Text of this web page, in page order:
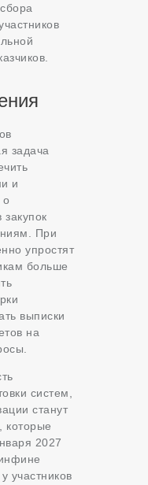
задача
и
закупок
При
упростят
больше
выписки
на
систем,
станут
которые
2027
участников